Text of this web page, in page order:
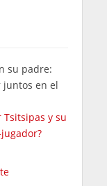
su padre:
juntos en el
y su